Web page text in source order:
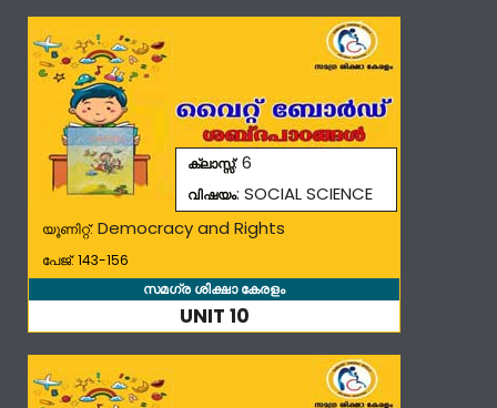
ക്ലാസ്സ്: 6
വിഷയം: SOCIAL SCIENCE
യൂണിറ്റ്: Democracy and Rights
പേജ്: 143-156
സമഗ്ര ശിക്ഷാ കേരളം
UNIT 10